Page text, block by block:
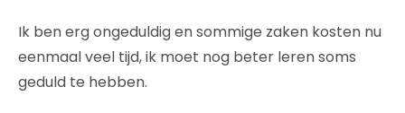
Ik ben erg ongeduldig en sommige zaken kosten nu
eenmaal veel tijd, ik moet nog beter leren soms
geduld te hebben.